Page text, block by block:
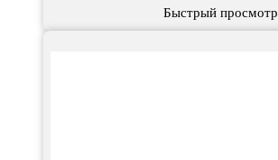
Быстрый просмотр